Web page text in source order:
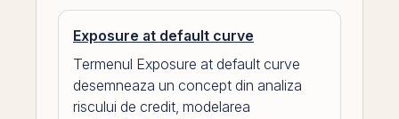
Exposure at default curve
Termenul Exposure at default curve
desemneaza un concept din analiza
riscului de credit, modelarea